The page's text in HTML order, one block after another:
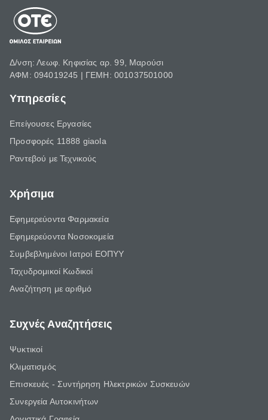
Δ/νση: Λεωφ. Κηφισίας αρ. 99, Μαρούσι
ΑΦΜ: 094019245 | ΓΕΜΗ: 001037501000
Υπηρεσίες
Επείγουσες Εργασίες
Προσφορές 11888 giaola
Ραντεβού με Τεχνικούς
Χρήσιμα
Εφημερεύοντα Φαρμακεία
Εφημερεύοντα Νοσοκομεία
Συμβεβλημένοι Ιατροί ΕΟΠΥΥ
Ταχυδρομικοί Κωδικοί
Αναζήτηση με αριθμό
Συχνές Αναζητήσεις
Ψυκτικοί
Κλιματισμός
Επισκευές - Συντήρηση Ηλεκτρικών Συσκευών
Συνεργεία Αυτοκινήτων